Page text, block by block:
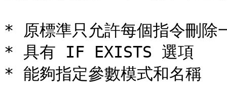
* 原標準只允許每個指令刪除
* 具有 IF EXISTS 選項
* 能夠指定參數模式和名稱